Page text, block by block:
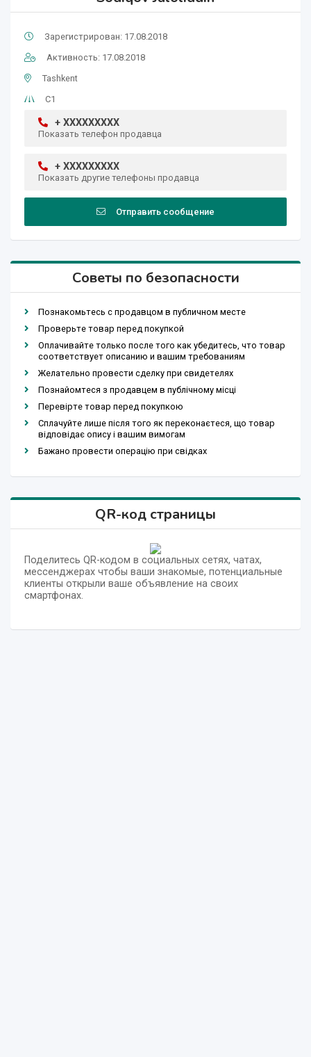
Зарегистрирован: 17.08.2018
Активность: 17.08.2018
Tashkent
С1
+ XXXXXXXXX
Показать телефон продавца
+ XXXXXXXXX
Показать другие телефоны продавца
Отправить сообщение
Советы по безопасности
Познакомьтесь с продавцом в публичном месте
Проверьте товар перед покупкой
Оплачивайте только после того как убедитесь, что товар
соответствует описанию и вашим требованиям
Желательно провести сделку при свидетелях
Познайомтеся з продавцем в публічному місці
Перевірте товар перед покупкою
Сплачуйте лише після того як переконаєтеся, що товар
відповідає опису і вашим вимогам
Бажано провести операцію при свідках
QR-код страницы
Поделитесь QR-кодом в социальных сетях, чатах,
мессенджерах чтобы ваши знакомые, потенциальные
клиенты открыли ваше объявление на своих
смартфонах.